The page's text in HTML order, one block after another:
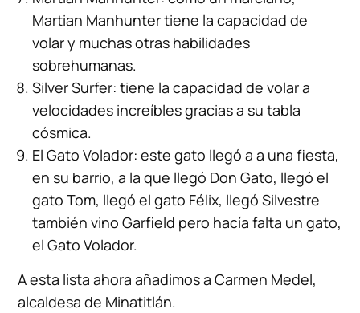
Martian Manhunter tiene la capacidad de
volar y muchas otras habilidades
sobrehumanas.
Silver Surfer: tiene la capacidad de volar a
velocidades increíbles gracias a su tabla
cósmica.
El Gato Volador: este gato llegó a a una fiesta,
en su barrio, a la que llegó Don Gato, llegó el
gato Tom, llegó el gato Félix, llegó Silvestre
también vino Garfield pero hacía falta un gato,
el Gato Volador.
A esta lista ahora añadimos a Carmen Medel,
alcaldesa de Minatitlán.